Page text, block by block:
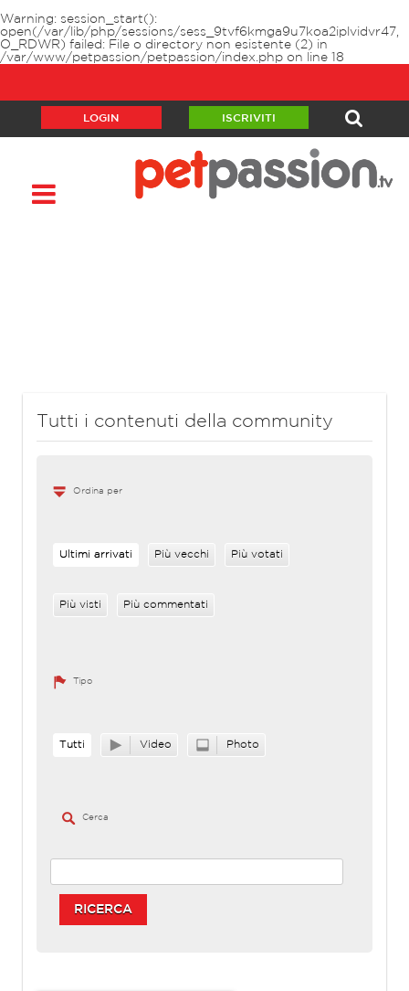
Warning: session_start():
open(/var/lib/php/sessions/sess_9tvf6kmga9u7koa2iplvidvr47,
O_RDWR) failed: File o directory non esistente (2) in
/var/www/petpassion/petpassion/index.php on line 18
LOGIN ISCRIVITI
Tutti i contenuti della community
Ordina per
Ultimi arrivati Più vecchi Più votati
Più visti Più commentati
Tipo
Tutti Video Photo
Cerca
RICERCA